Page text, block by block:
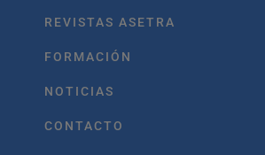
REVISTAS ASETRA
FORMACIÓN
NOTICIAS
CONTACTO